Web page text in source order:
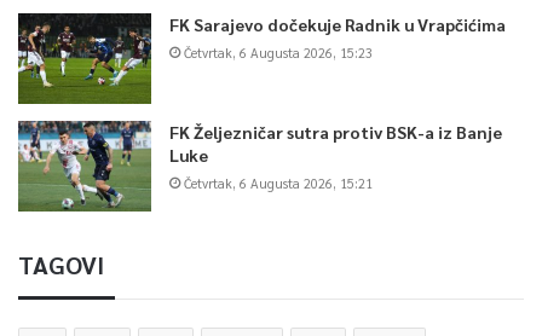
FK Sarajevo dočekuje Radnik u Vrapčićima
Četvrtak, 6 Augusta 2026, 15:23
FK Željezničar sutra protiv BSK-a iz Banje
Luke
Četvrtak, 6 Augusta 2026, 15:21
TAGOVI